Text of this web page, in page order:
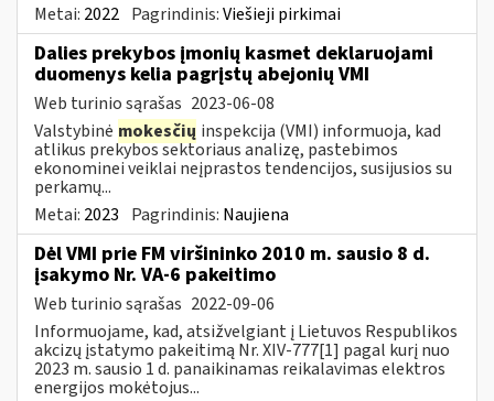
Metai: 2022 Pagrindinis:Viešieji pirkimai
Dalies prekybos įmonių kasmet deklaruojami
duomenys kelia pagrįstų abejonių VMI
Web turinio sąrašas 2023-06-08
Valstybinė mokesčių inspekcija (VMI) informuoja, kad
atlikus prekybos sektoriaus analizę, pastebimos
ekonominei veiklai neįprastos tendencijos, susijusios su
perkamų...
Metai: 2023 Pagrindinis: Naujiena
Dėl VMI prie FM viršininko 2010 m. sausio 8 d.
įsakymo Nr. VA-6 pakeitimo
Web turinio sąrašas 2022-09-06
Informuojame, kad, atsižvelgiant į Lietuvos Respublikos
akcizų įstatymo pakeitimą Nr. XIV-777[1] pagal kurį nuo
2023 m. sausio 1 d. panaikinamas reikalavimas elektros
energijos mokėtojus...